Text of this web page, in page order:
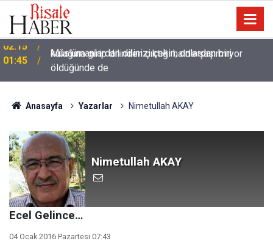
01:45
Müslümanlardan dilinizi çekin, onlardan biri
öldüğünde de
Anasayfa Yazarlar Nimetullah AKAY
Nimetullah AKAY
Ecel Gelince…
04 Ocak 2016 Pazartesi 07:43